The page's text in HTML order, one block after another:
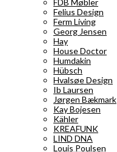
FDB Møbler
Felius Design
Ferm Living
Georg Jensen
Hay
House Doctor
Humdakin
Hübsch
Hvalsøe Design
Ib Laursen
Jørgen Bækmark
Kay Bojesen
Kähler
KREAFUNK
LIND DNA
Louis Poulsen